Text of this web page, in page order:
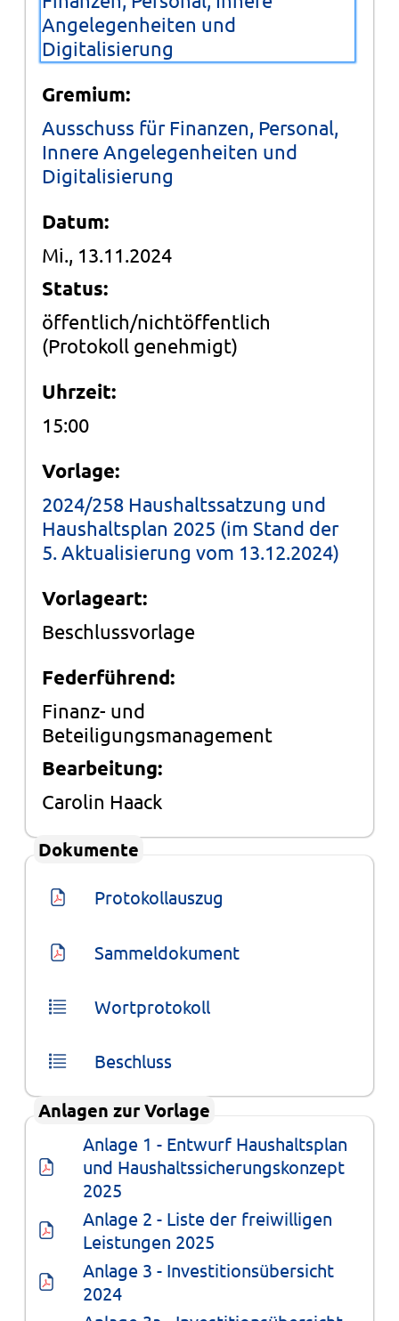
Angelegenheiten und
Digitalisierung
Gremium:
Ausschuss für Finanzen, Personal,
Innere Angelegenheiten und
Digitalisierung
Datum:
Mi., 13.11.2024
Status:
öffentlich/nichtöffentlich
(Protokoll genehmigt)
Uhrzeit:
15:00
Vorlage:
2024/258 Haushaltssatzung und
Haushaltsplan 2025 (im Stand der
5. Aktualisierung vom 13.12.2024)
Vorlageart:
Beschlussvorlage
Federführend:
Finanz- und
Beteiligungsmanagement
Bearbeitung:
Carolin Haack
Dokumente
Protokollauszug
Sammeldokument
Wortprotokoll
Beschluss
Anlagen zur Vorlage
Anlage 1 - Entwurf Haushaltsplan
und Haushaltssicherungskonzept
2025
Anlage 2 - Liste der freiwilligen
Leistungen 2025
Anlage 3 - Investitionsübersicht
2024